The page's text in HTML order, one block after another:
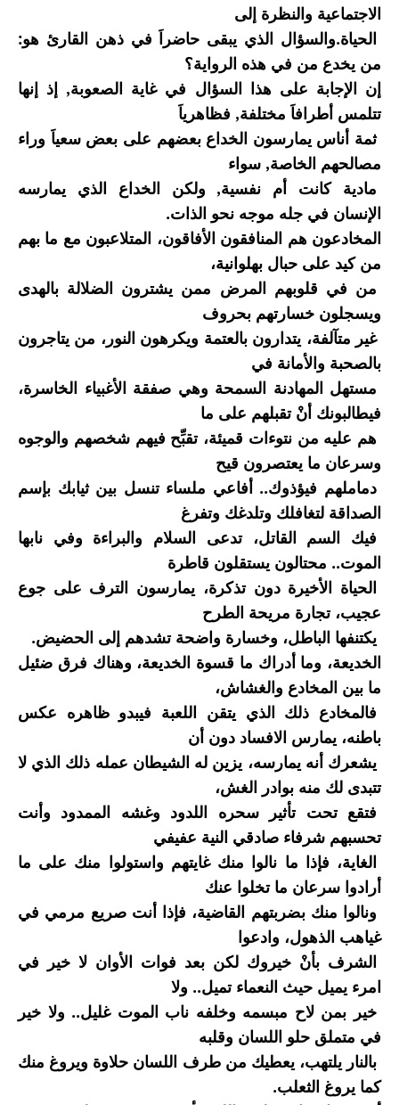
الاجتماعية والنظرة إلى
الحياة.والسؤال الذي يبقى حاضراَ في ذهن القارئ هو:
من يخدع من في هذه الرواية؟
إن الإجابة على هذا السؤال في غاية الصعوبة, إذ إنها
تتلمس أطرافاَ مختلفة, فظاهرياَ
ثمة أناس يمارسون الخداع بعضهم على بعض سعياَ وراء
مصالحهم الخاصة, سواء
مادية كانت أم نفسية, ولكن الخداع الذي يمارسه
الإنسان في جله موجه نحو الذات.
المخادعون هم المنافقون الأفاقون، المتلاعبون مع ما بهم
من كيد على حبال بهلوانية،
من في قلوبهم المرض ممن يشترون الضلالة بالهدى
ويسجلون خسارتهم بحروف
غير متآلفة، يتدارون بالعتمة ويكرهون النور، من يتاجرون
بالصحبة والأمانة في
مستهل المهادنة السمحة وهي صفقة الأغبياء الخاسرة،
فيطالبونك أنْ تقبلهم على ما
هم عليه من نتوءات قميئة، تقبِّح فيهم شخصهم والوجوه
وسرعان ما يعتصرون قيح
دماملهم فيؤذوك.. أفاعي ملساء تنسل بين ثيابك بإسم
الصداقة لتغافلك وتلدغك وتفرغ
فيك السم القاتل، تدعى السلام والبراءة وفي نابها
الموت.. محتالون يستقلون قاطرة
الحياة الأخيرة دون تذكرة، يمارسون الترف على جوع
عجيب، تجارة مريحة الطرح
يكتنفها الباطل، وخسارة واضحة تشدهم إلى الحضيض.
الخديعة، وما أدراك ما قسوة الخديعة، وهناك فرق ضئيل
ما بين المخادع والغشاش،
فالمخادع ذلك الذي يتقن اللعبة فيبدو ظاهره عكس
باطنه، يمارس الافساد دون أن
يشعرك أنه يمارسه، يزين له الشيطان عمله ذلك الذي لا
تتبدى لك منه بوادر الغش،
فتقع تحت تأثير سحره اللدود وغشه الممدود وأنت
تحسبهم شرفاء صادقي النية عفيفي
الغاية، فإذا ما نالوا منك غايتهم واستولوا منك على ما
أرادوا سرعان ما تخلوا عنك
ونالوا منك بضربتهم القاضية، فإذا أنت صريع مرمي في
غياهب الذهول، وادعوا
الشرف بأنْ خيروك لكن بعد فوات الأوان لا خير في
امرء يميل حيث النعماء تميل.. ولا
خير بمن لاح مبسمه وخلفه ناب الموت غليل.. ولا خير
في متملق حلو اللسان وقلبه
بالنار يلتهب، يعطيك من طرف اللسان حلاوة ويروغ منك
كما يروغ الثعلب.